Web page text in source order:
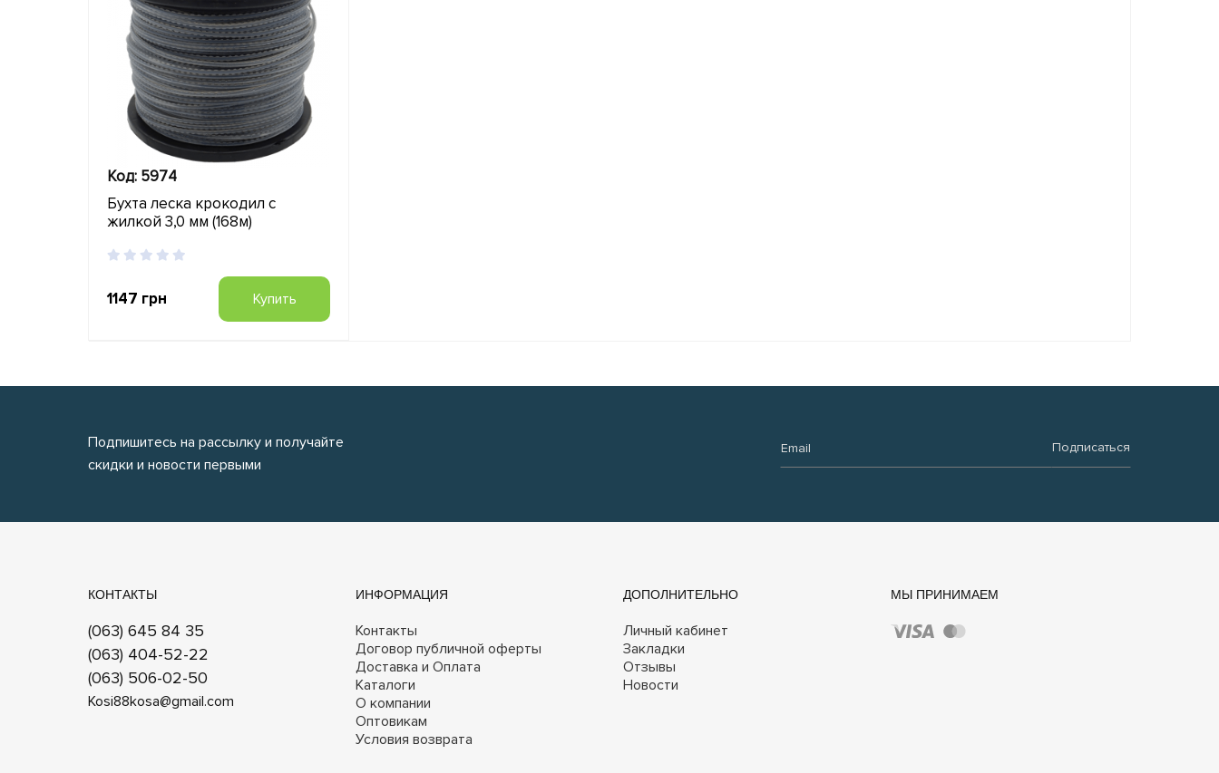
Код: 5974
Бухта леска крокодил с
жилкой 3,0 мм (168м)
1147 грн Купить
Подпишитесь на рассылку и получайте
скидки и новости первыми
Подписаться
КОНТАКТЫ
(063) 645 84 35
(063) 404-52-22
(063) 506-02-50
Kosi88kosa@gmail.com
ИНФОРМАЦИЯ
Контакты
Договор публичной оферты
Доставка и Оплата
Каталоги
О компании
Оптовикам
Условия возврата
ДОПОЛНИТЕЛЬНО
Личный кабинет
Закладки
Отзывы
Новости
МЫ ПРИНИМАЕМ